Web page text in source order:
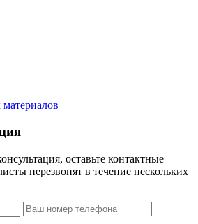
оставьте контактные
перезвонят в течение нескольких